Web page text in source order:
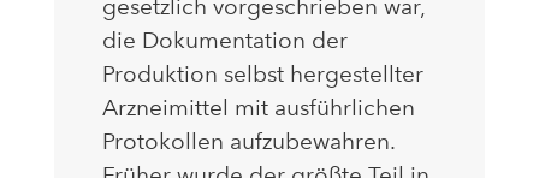
gesetzlich vorgeschrieben war,
die Dokumentation der
Produktion selbst hergestellter
Arzneimittel mit ausführlichen
Protokollen aufzubewahren.